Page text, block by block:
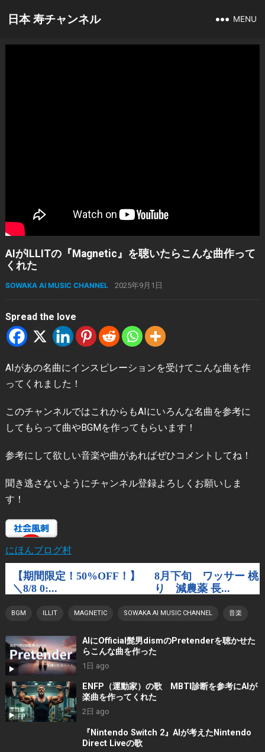
日本 寿チャンネル MENU
AIがILLITの『Magnetic』を聴いたらこんな曲作って
くれた
SOWAKA AI MUSIC CHANNEL 2025年9月1日
Spread the love
AIがあの名曲にインスピレーションを受けてこんな曲を作
ってくれました！
このチャンネルではこれからもAIにいろんな名曲を参考に
してもらって曲やBGMを作ってもらいます！
参考にして欲しい音楽や曲があればぜひコメントしてね！
聞き逃さないようにチャンネル登録よろしくお願いしま
す！
にほんブログ村
BGM ILLIT MAGNETIC SOWAKA AI MUSIC CHANNEL 音楽
AIにOfficial髭男dismのPretenderを聴かせた
らこんな曲を作った
1日 ago
ENFP（運動家）の歌 MBTI診断を参考にAIが
楽曲を作ってくれた
2日 ago
『Nintendo Switch 2』AIが考えたNintendo
Direct Liveの歌